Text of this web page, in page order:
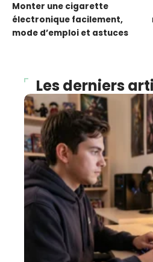
Monter une cigarette
électronique facilement,
mode d’emploi et astuces
Les derniers